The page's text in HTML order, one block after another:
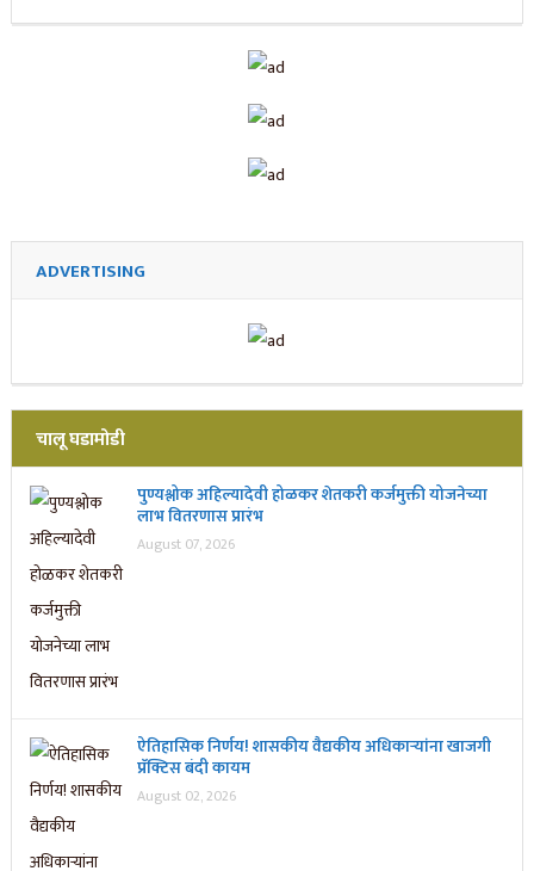
ADVERTISING
चालू घडामोडी
पुण्यश्लोक अहिल्यादेवी होळकर शेतकरी कर्जमुक्ती योजनेच्या
लाभ वितरणास प्रारंभ
August 07, 2026
ऐतिहासिक निर्णय! शासकीय वैद्यकीय अधिकाऱ्यांना खाजगी
प्रॅक्टिस बंदी कायम
August 02, 2026